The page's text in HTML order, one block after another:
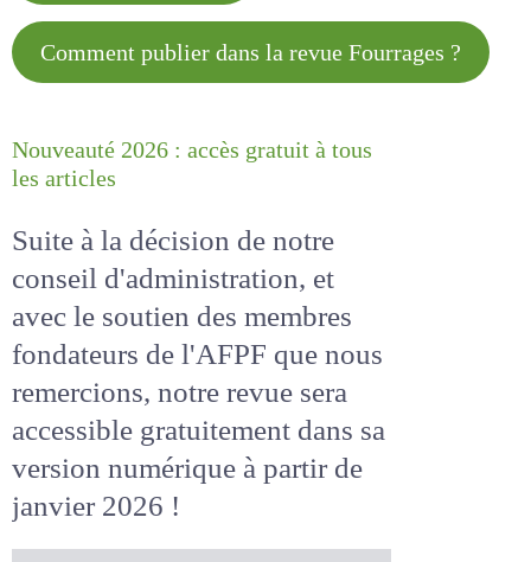
Comment publier dans la revue
Nouveauté 2026 : accès gratuit à
Suite à la décision de notre
conseil d'administration, et
avec le soutien des membres
fondateurs de l'AFPF que nous
remercions, notre revue sera
accessiblegratuitementdans
sa version numérique
de janvier 2026 !